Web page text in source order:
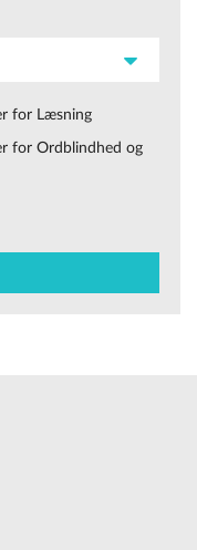
for Læsning
for Ordblindhed og